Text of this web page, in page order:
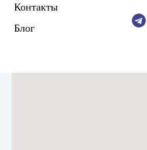
Контакты
Блог